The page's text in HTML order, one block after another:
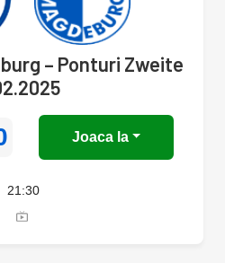
– Ponturi Zweite
Joaca la
21:30